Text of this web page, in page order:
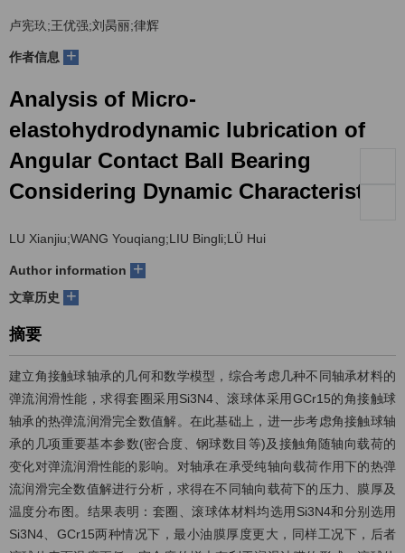
态
目
录
入
集
群
关
于
我
读
者
学
卢宪玖;王优强;刘昺丽;律辉
作者信息 +
Analysis of Micro-
elastohydrodynamic lubrication of
Angular Contact Ball Bearing
Considering Dynamic Characteristics
LU Xianjiu;WANG Youqiang;LIU Bingli;LÜ Hui
Author information +
文章历史 +
摘要
建立角接触球轴承的几何和数学模型，综合考虑几种不同轴承材料的
弹流润滑性能，求得套圈采用Si3N4、滚球体采用GCr15的角接触球
轴承的热弹流润滑完全数值解。在此基础上，进一步考虑角接触球轴
承的几项重要基本参数(密合度、钢球数目等)及接触角随轴向载荷的
变化对弹流润滑性能的影响。对轴承在承受纯轴向载荷作用下的热弹
流润滑完全数值解进行分析，求得在不同轴向载荷下的压力、膜厚及
温度分布图。结果表明：套圈、滚球体材料均选用Si3N4和分别选用
Si3N4、GCr15两种情况下，最小油膜厚度更大，同样工况下，后者